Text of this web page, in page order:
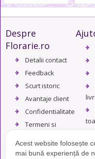
Despre
Florarie.ro
Detalii contact
Feedback
Scurt istoric
Avantaje client
Confidentialitate
Termeni si
Acest website folosește
mai bună experiență de